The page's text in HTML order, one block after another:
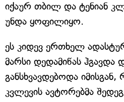
იქაურ თბილ და ტენიან
უნდა ყოფილიყო.
ეს კიდევ ერთხელ
მარსი დედამიწას
განსხვავდებოდა
კვლევის ავტორებმა